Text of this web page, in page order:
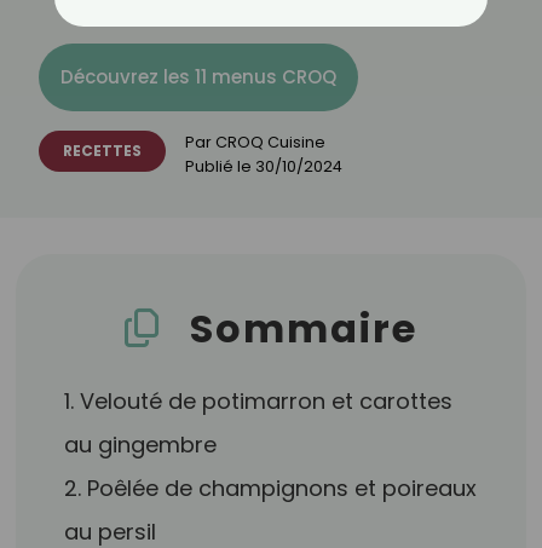
Découvrez les 11 menus CROQ
RECETTES Par CROQ Cuisine
Publié le 30/10/2024
Sommaire
1. Velouté de potimarron et carottes
au gingembre
2. Poêlée de champignons et poireaux
au persil